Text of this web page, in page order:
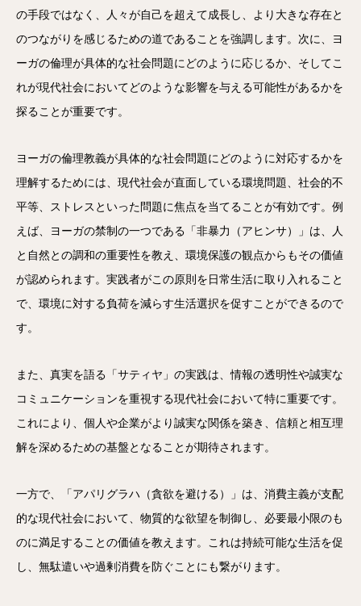
の手段ではなく、人々が自己を超えて成長し、より大きな存在と
のつながりを感じるための道であることを強調します。次に、ヨ
ーガの倫理が具体的な社会問題にどのように応じるか、そしてこ
れが現代社会においてどのような影響を与える可能性があるかを
探ることが重要です。
ヨーガの倫理教義が具体的な社会問題にどのように対応するかを
理解するためには、現代社会が直面している環境問題、社会的不
平等、ストレスといった問題に焦点を当てることが有効です。例
えば、ヨーガの禁制の一つである「非暴力（アヒンサ）」は、人
と自然との調和の重要性を教え、環境保護の観点からもその価値
が認められます。実践者がこの原則を日常生活に取り入れること
で、環境に対する負荷を減らす生活選択を促すことができるので
す。
また、真実を語る「サティヤ」の実践は、情報の透明性や誠実な
コミュニケーションを重視する現代社会において特に重要です。
これにより、個人や企業がより誠実な関係を築き、信頼と相互理
解を深めるための基盤となることが期待されます。
一方で、「アパリグラハ（貪欲を避ける）」は、消費主義が支配
的な現代社会において、物質的な欲望を制御し、必要最小限のも
のに満足することの価値を教えます。これは持続可能な生活を促
し、無駄遣いや過剰消費を防ぐことにも繋がります。